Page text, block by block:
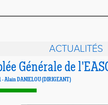
ACTUALITÉS
Générale de
- Alain DANIELOU (DIRIGEANT)